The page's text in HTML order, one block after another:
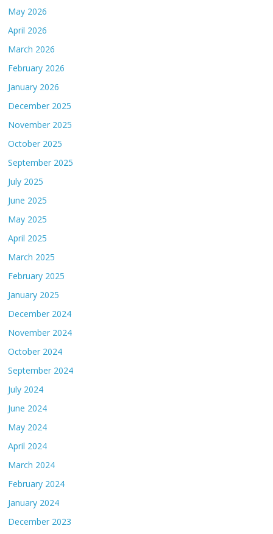
May 2026
April 2026
March 2026
February 2026
January 2026
December 2025
November 2025
October 2025
September 2025
July 2025
June 2025
May 2025
April 2025
March 2025
February 2025
January 2025
December 2024
November 2024
October 2024
September 2024
July 2024
June 2024
May 2024
April 2024
March 2024
February 2024
January 2024
December 2023